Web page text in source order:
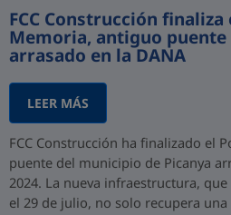
FCC Construcción finaliza
Memoria, antiguo puente
arrasado en la DANA
LEER MÁS
FCC Construcción ha finalizado el
puente del municipio de Picanya
2024. La nueva infraestructura,
el 29 de julio, no solo recupera